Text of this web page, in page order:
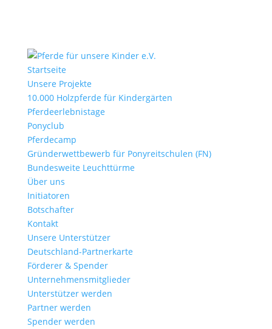
Startseite
Unsere Projekte
10.000 Holzpferde für Kindergärten
Pferdeerlebnistage
Ponyclub
Pferdecamp
Gründerwettbewerb für Ponyreitschulen (FN)
Bundesweite Leuchttürme
Über uns
Initiatoren
Botschafter
Kontakt
Unsere Unterstützer
Deutschland-Partnerkarte
Förderer & Spender
Unternehmensmitglieder
Unterstützer werden
Partner werden
Spender werden